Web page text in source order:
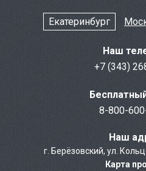
Екатеринбург
Наш
+7 (343)
8-800-
Наш
г. Берёзовcкий,ул.
Карта